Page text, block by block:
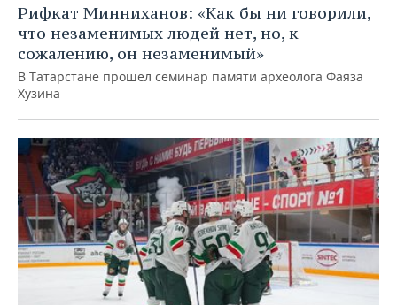
Рифкат Минниханов: «Как бы ни говорили,
что незаменимых людей нет, но, к
сожалению, он незаменимый»
В Татарстане прошел семинар памяти археолога Фаяза
Хузина